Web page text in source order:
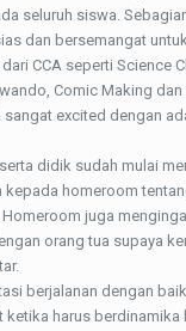
seluruh siswa.
dan bersemangat
CCA seperti Science
Comic Making dan
sangat excited dengan
didik sudah mulai
kepada homeroom
juga
orang tua supaya
berjalanan dengan
ketika harus berdinamika